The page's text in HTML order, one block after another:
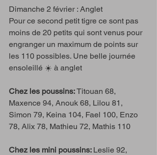
Dimanche 2 février : Anglet
Pour ce second petit tigre ce sont pas
moins de 20 petits qui sont venus pour
engranger un maximum de points sur
les 110 possibles. Une belle journée
ensoleillé ☀️ à anglet
Chez les poussins: Titouan 68,
Maxence 94, Anouk 68, Lilou 81,
Simon 79, Keina 104, Fael 100, Enzo
78, Alix 78, Mathieu 72, Mathis 110
Chez les mini poussins: Leslie 92,